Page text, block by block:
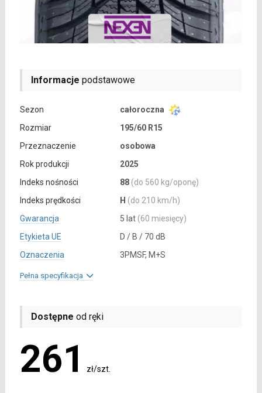
Informacje podstawowe
Sezon
całoroczna
Rozmiar
195/60 R15
Przeznaczenie
osobowa
Rok produkcji
2025
Indeks nośności
88 (do 560 kg/oponę)
Indeks prędkości
H (do 210 km/h)
Gwarancja
5 lat (60 miesięcy)
Etykieta UE
D / B / 70 dB
Oznaczenia
3PMSF, M+S
Pełna specyfikacja
Dostępne od ręki
261 zł/szt.